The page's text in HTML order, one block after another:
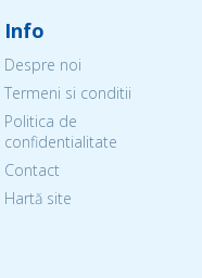
Info
Despre noi
Termeni si conditii
Politica de
confidentialitate
Contact
Hartă site